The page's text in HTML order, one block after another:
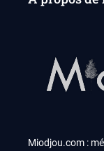
Miodjou.com :